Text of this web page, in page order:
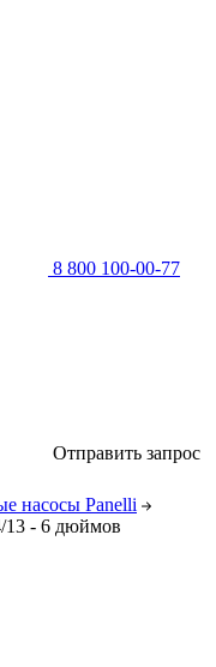
8 800 100-00-77
Отправить запрос
насосы Panelli
13 - 6 дюймов